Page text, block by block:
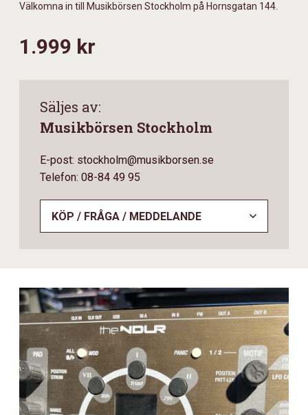
Välkomna in till Musikbörsen Stockholm på Hornsgatan 144.
1.999 kr
Säljes av:
Musikbörsen Stockholm
E-post: stockholm@musikborsen.se
Telefon: 08-84 49 95
KÖP / FRÅGA / MEDDELANDE